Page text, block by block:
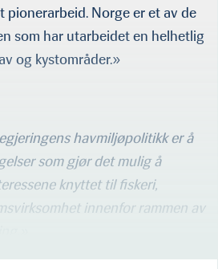
pionerarbeid. Norge er et av de
som har utarbeidet en helhetlig
og kystområder.»
havmiljøpolitikk er å
som gjør det mulig å
knyttet til fiskeri,
innenfor rammen av